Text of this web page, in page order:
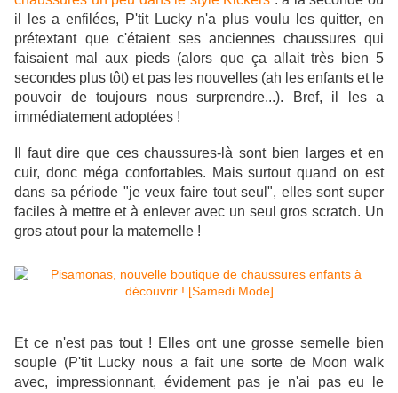
il les a enfilées, P'tit Lucky n'a plus voulu les quitter, en
prétextant que c'étaient ses anciennes chaussures qui
faisaient mal aux pieds (alors que ça allait très bien 5
secondes plus tôt) et pas les nouvelles (ah les enfants et le
pouvoir de toujours nous surprendre...). Bref, il les a
immédiatement adoptées !
Il faut dire que ces chaussures-là sont bien larges et en
cuir, donc méga confortables. Mais surtout quand on est
dans sa période "je veux faire tout seul", elles sont super
faciles à mettre et à enlever avec un seul gros scratch. Un
gros atout pour la maternelle !
Et ce n'est pas tout ! Elles ont une grosse semelle bien
souple (P'tit Lucky nous a fait une sorte de Moon walk
avec, impressionnant, évidement pas je n'ai pas eu le